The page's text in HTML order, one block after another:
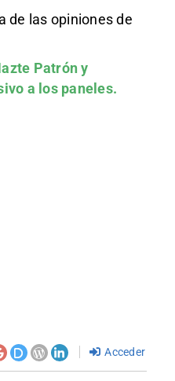
de las opiniones de
Patróny
a los paneles.
Acceder